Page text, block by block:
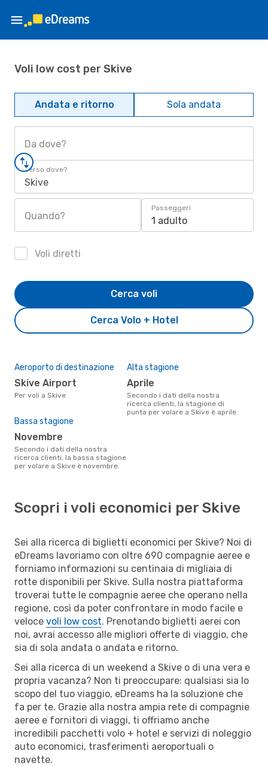
Voli low cost per Skive
Andata e ritorno Sola andata
Da dove?
Verso dove?
Skive
Quando?
Passeggeri
1 adulto
Voli diretti
Cerca Volo + Hotel
Cerca voli
Aeroporto di destinazione
Skive Airport
Per voli a Skive
Alta stagione
aprile
Secondo i dati della nostra
ricerca clienti, la stagione di
punta per volare a Skive è aprile.
Bassa stagione
novembre
Secondo i dati della nostra
ricerca clienti, la bassa stagione
per volare a Skive è novembre.
Scopri i voli economici per Skive
Sei alla ricerca di biglietti economici per Skive? Noi di
eDreams lavoriamo con oltre 690 compagnie aeree e
forniamo informazioni su centinaia di migliaia di
rotte disponibili per Skive. Sulla nostra piattaforma
troverai tutte le compagnie aeree che operano nella
regione, così da poter confrontare in modo facile e
veloce voli low cost. Prenotando biglietti aerei con
noi, avrai accesso alle migliori offerte di viaggio, che
sia di sola andata o andata e ritorno.
Sei alla ricerca di un weekend a Skive o di una vera e
propria vacanza? Non ti preoccupare: qualsiasi sia lo
scopo del tuo viaggio, eDreams ha la soluzione che
fa per te. Grazie alla nostra ampia rete di compagnie
aeree e fornitori di viaggi, ti offriamo anche
incredibili pacchetti volo + hotel e servizi di noleggio
auto economici, trasferimenti aeroportuali o
navette.